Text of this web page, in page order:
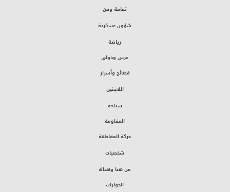
ثقافة وفن
شؤون عسكرية
رياضة
عربي ودولي
فضائح وأسرار
اللاجئين
سياحة
المقاومة
حركة المقاطعة
شخصيات
من هنا وهناك
الحوارات